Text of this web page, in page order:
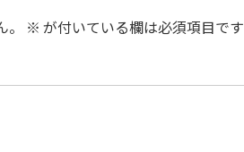
※ が付いている欄は必須項目です